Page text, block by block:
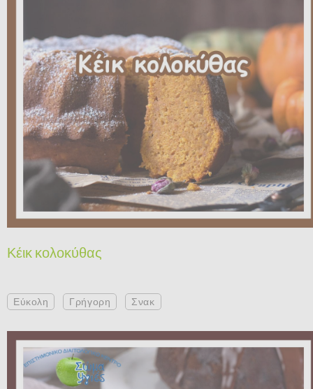
Κέικ κολοκύθας
Εύκολη Γρήγορη Σνακ